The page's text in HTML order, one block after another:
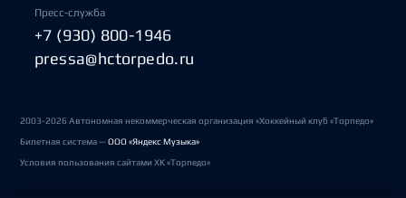
Пресс-служба
+7 (930) 800-1946
pressa@hctorpedo.ru
2003-2026 Автономная некоммерческая организация «Хоккейный клуб «Торпедо»
Билетная система —ООО «Яндекс Музыка»
Условия пользования сайтами ХК «Торпедо»